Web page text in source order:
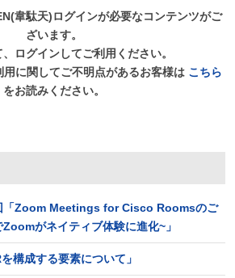
韋駄天)ログインが必要なコンテンツがご
ざいます。
ログインしてご利用ください。
に関してご不明点があるお客様は こちら
をお読みください。
Zoom Meetings for Cisco Roomsのご
がネイティブ体験に進化~」
構成する要素について」